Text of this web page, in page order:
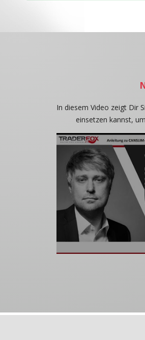
In diesem Video zeigt Dir
einsetzen kannst,